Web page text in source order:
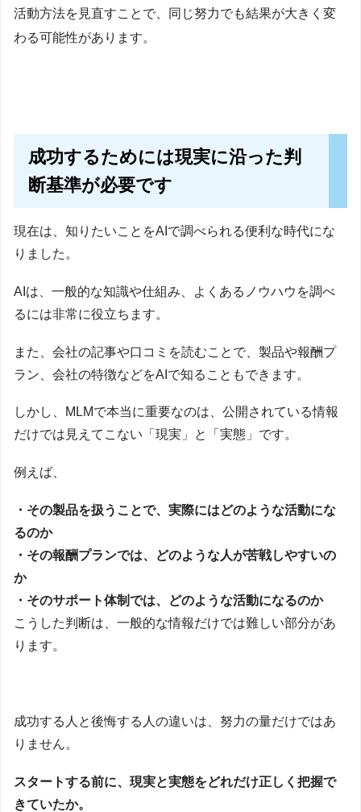
活動方法を見直すことで、同じ努力でも結果が大きく変
わる可能性があります。
成功するためには現実に沿った判
断基準が必要です
現在は、知りたいことをAIで調べられる便利な時代にな
りました。
AIは、一般的な知識や仕組み、よくあるノウハウを調べ
るには非常に役立ちます。
また、会社の記事や口コミを読むことで、製品や報酬プ
ラン、会社の特徴などをAIで知ることもできます。
しかし、MLMで本当に重要なのは、公開されている情報
だけでは見えてこない「現実」と「実態」です。
例えば、
・その製品を扱うことで、実際にはどのような活動にな
るのか
・その報酬プランでは、どのような人が苦戦しやすいの
か
・そのサポート体制では、どのような活動になるのか
こうした判断は、一般的な情報だけでは難しい部分があ
ります。
成功する人と後悔する人の違いは、努力の量だけではあ
りません。
スタートする前に、現実と実態をどれだけ正しく把握で
きていたか。